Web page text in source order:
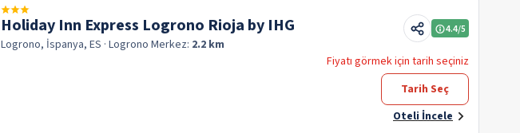
Holiday Inn Express Logrono Rioja by IHG
Logrono, İspanya, ES · Logrono Merkez: 2.2 km
4.4/5
Fiyatı görmek için tarih seçiniz
Tarih Seç
Oteli İncele